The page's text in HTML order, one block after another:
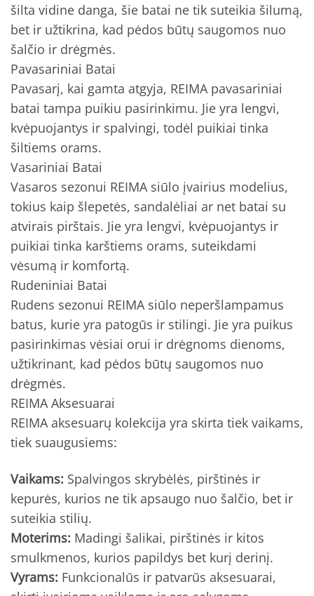
šilta vidine danga, šie batai ne tik suteikia šilumą,
bet ir užtikrina, kad pėdos būtų saugomos nuo
šalčio ir drėgmės.
Pavasariniai Batai
Pavasarį, kai gamta atgyja, REIMA pavasariniai
batai tampa puikiu pasirinkimu. Jie yra lengvi,
kvėpuojantys ir spalvingi, todėl puikiai tinka
šiltiems orams.
Vasariniai Batai
Vasaros sezonui REIMA siūlo įvairius modelius,
tokius kaip šlepetės, sandalėliai ar net batai su
atvirais pirštais. Jie yra lengvi, kvėpuojantys ir
puikiai tinka karštiems orams, suteikdami
vėsumą ir komfortą.
Rudeniniai Batai
Rudens sezonui REIMA siūlo neperšlampamus
batus, kurie yra patogūs ir stilingi. Jie yra puikus
pasirinkimas vėsiai orui ir drėgnoms dienoms,
užtikrinant, kad pėdos būtų saugomos nuo
drėgmės.
REIMA Aksesuarai
REIMA aksesuarų kolekcija yra skirta tiek vaikams,
tiek suaugusiems:
Vaikams: Spalvingos skrybėlės, pirštinės ir
kepurės, kurios ne tik apsaugo nuo šalčio, bet ir
suteikia stilių.
Moterims: Madingi šalikai, pirštinės ir kitos
smulkmenos, kurios papildys bet kurį derinį.
Vyrams: Funkcionalūs ir patvarūs aksesuarai,